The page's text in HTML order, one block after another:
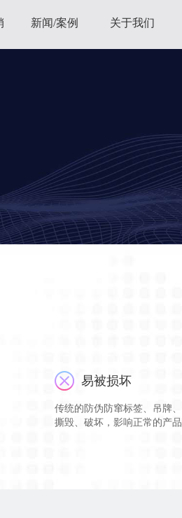
新闻/案例 关于我们
易被损坏
传统的防伪防窜标签、吊牌
撕毁、破坏，影响正常的产品